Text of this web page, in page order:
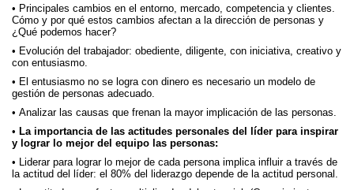
Principales cambios en el entorno, mercado, competencia y clientes.
Cómo y por qué estos cambios afectan a la dirección de personas y
¿Qué podemos hacer?
Evolución del trabajador: obediente, diligente, con iniciativa, creativo y
con entusiasmo.
El entusiasmo no se logra con dinero es necesario un modelo de
gestión de personas adecuado.
Analizar las causas que frenan la mayor implicación de las personas.
La importancia de las actitudes personales del líder para inspirar
y lograr lo mejor del equipo las personas:
Liderar para lograr lo mejor de cada persona implica influir a través de
la actitud del líder: el 80% del liderazgo depende de la actitud personal.